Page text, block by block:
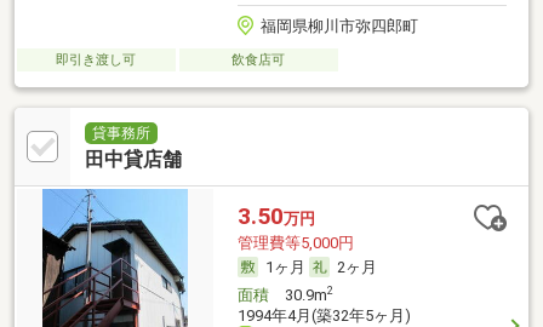
福岡県柳川市弥四郎町
即引き渡し可 飲食店可
貸事務所
田中貸店舗
3.50万円
管理費等5,000円
1ヶ月
2ヶ月
面積30.9m2
1994年4月(築32年5ヶ月)